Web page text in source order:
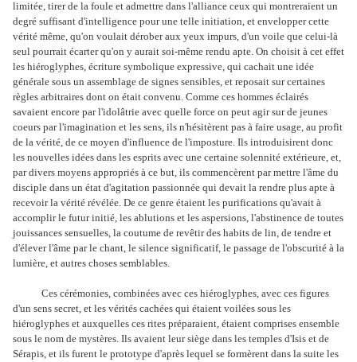
limitée, tirer de la foule et admettre dans l'alliance ceux qui montreraient un
degré suffisant d'intelligence pour une telle initiation, et envelopper cette
vérité même, qu'on voulait dérober aux yeux impurs, d'un voile que celui-là
seul pourrait écarter qu'on y aurait soi-même rendu apte. On choisit à cet effet
les hiéroglyphes, écriture symbolique expressive, qui cachait une idée
générale sous un assemblage de signes sensibles, et reposait sur certaines
règles arbitraires dont on était convenu. Comme ces hommes éclairés
savaient encore par l'idolâtrie avec quelle force on peut agir sur de jeunes
coeurs par l'imagination et les sens, ils n'hésitèrent pas à faire usage, au profit
de la vérité, de ce moyen d'influence de l'imposture. Ils introduisirent donc
les nouvelles idées dans les esprits avec une certaine solennité extérieure, et,
par divers moyens appropriés à ce but, ils commencèrent par mettre l'âme du
disciple dans un état d'agitation passionnée qui devait la rendre plus apte à
recevoir la vérité révélée. De ce genre étaient les purifications qu'avait à
accomplir le futur initié, les ablutions et les aspersions, l'abstinence de toutes
jouissances sensuelles, la coutume de revêtir des habits de lin, de tendre et
d'élever l'âme par le chant, le silence significatif, le passage de l'obscurité à la
lumière, et autres choses semblables.
Ces cérémonies, combinées avec ces hiéroglyphes, avec ces figures
d'un sens secret, et les vérités cachées qui étaient voilées sous les
hiéroglyphes et auxquelles ces rites préparaient, étaient comprises ensemble
sous le nom de mystères. Ils avaient leur siège dans les temples d'Isis et de
Sérapis, et ils furent le prototype d'après lequel se formèrent dans la suite les